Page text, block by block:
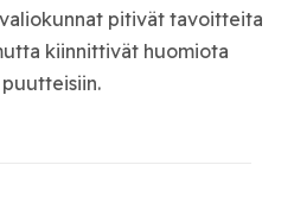
pitivät tavoitteita
kiinnittivät huomiota